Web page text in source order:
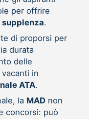
per offrire
.
di proporsi per
durata
delle
in
ATA.
la MADnon
concorsi: può